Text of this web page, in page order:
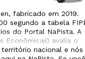
fabricado em 2019.
segundo a tabela
do Portal NaPista. A
Econômicas) avalia o
nacional e nós